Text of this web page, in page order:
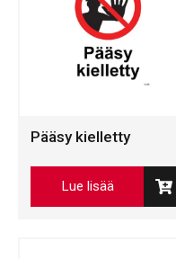
Pääsy kielletty
Lue lisää